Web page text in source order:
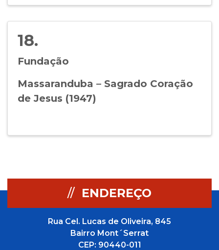
18.
Fundação
Massaranduba – Sagrado Coração
de Jesus (1947)
// ENDEREÇO
Rua Cel. Lucas de Oliveira, 845
Bairro Mont´Serrat
CEP: 90440-011